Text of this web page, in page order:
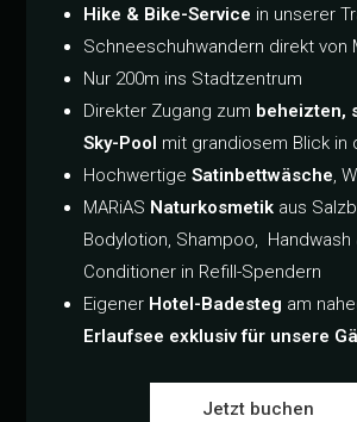
Hike & Bike-Service in unserer
Schneeschuhwandern direkt von
Nur 200m ins Stadtzentrum
Direkter Zugang zum beheizten,
Sky-Pool mit grandiosem Blick in
HochwertigeSatinbettwäsche,
MARiAS Naturkosmetik aus
Bodylotion, Shampoo, Handwash
Conditioner in Refill-Spendern
Eigener Hotel-Badesteg am
Erlaufsee exklusiv für unsere
Jetzt buchen